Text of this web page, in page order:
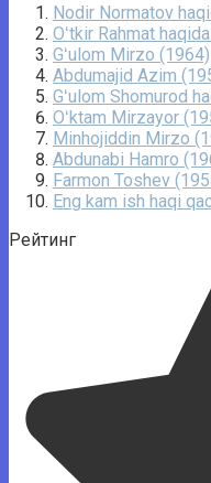
Nodir Normatov
Oʻtkir Rahmat
Gʻulom Mirzo (1964)
Abdumajid Azim
Gʻulom Shomurod
Oʻktam Mirzayor
Minhojiddin Mirzo
Abdunabi Hamro
Farmon Toshev
Eng kam ish haqi
Рейтинг